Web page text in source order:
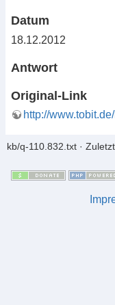
Datum
18.12.2012
Antwort
Original-Link
http://
kb/q-110.832.txt ·